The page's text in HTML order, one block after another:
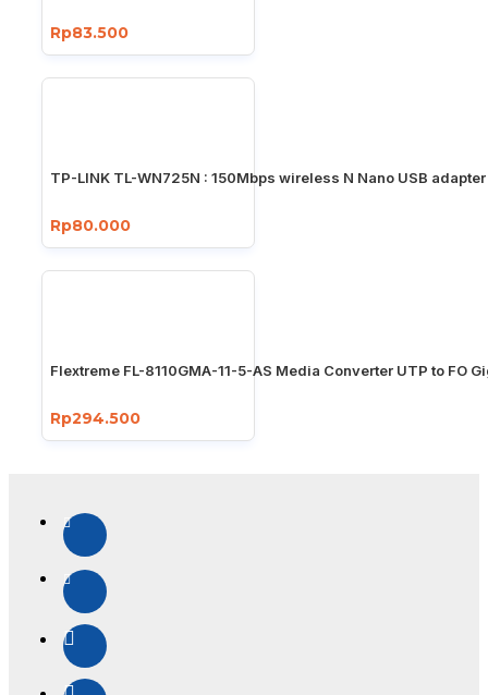
Rp83.500
TP-LINK TL-WN725N : 150Mbps wireless N Nano USB adapter
Rp80.000
Flextreme FL-8110GMA-11-5-AS Media Converter UTP to FO
Rp294.500